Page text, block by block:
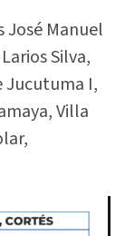
José Manuel
Silva,
Jucutuma I,
Villa